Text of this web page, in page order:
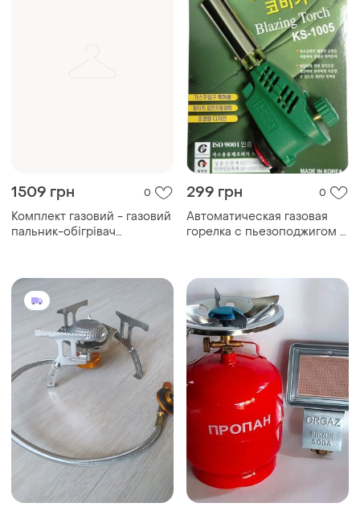
1509 грн 0
Комплект газовий - газовий
пальник-обігрівач
299 грн 0
Автоматическая газовая
горелка с пьезоподжигом и